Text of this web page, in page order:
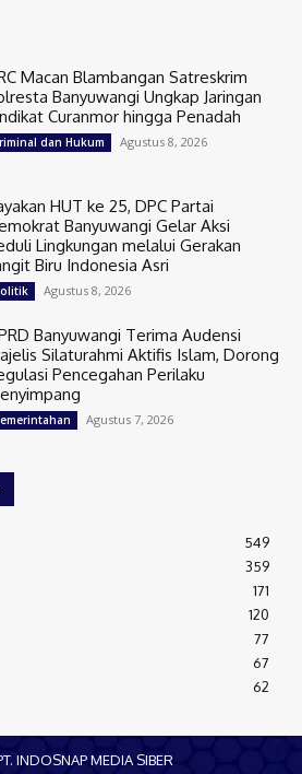
Macan Blambangan Satreskrim
Banyuwangi Ungkap Jaringan
Curanmor hingga Penadah
dan Hukum Agustus 8, 2026
HUT ke 25, DPC Partai
Banyuwangi Gelar Aksi
Lingkungan melalui Gerakan
Biru Indonesia Asri
Agustus 8, 2026
Banyuwangi Terima Audensi
Silaturahmi Aktifis Islam, Dorong
Pencegahan Perilaku
Agustus 7, 2026
549
359
171
120
77
67
62
INDOSNAP MEDIA SIBER